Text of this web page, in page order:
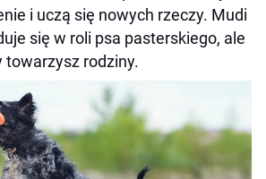
i uczą się nowych rzeczy. Mudi
się w roli psa pasterskiego, ale
towarzysz rodziny.